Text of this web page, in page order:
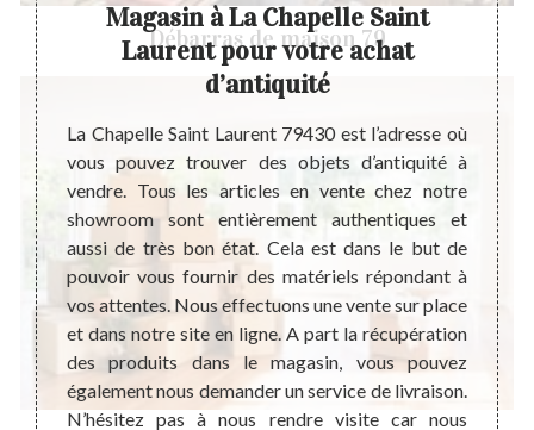
Débarras de maison 79
très
la
un
une
sur
la
pour
Magasin à La Chapelle Saint
Laurent pour votre achat
d’antiquité
La Chapelle Saint Laurent 79430 est l’adresse où
vous pouvez trouver des objets d’antiquité à
vendre. Tous les articles en vente chez notre
showroom sont entièrement authentiques et
aussi de très bon état. Cela est dans le but de
pouvoir vous fournir des matériels répondant à
vos attentes. Nous effectuons une vente sur place
et dans notre site en ligne. A part la récupération
des produits dans le magasin, vous pouvez
également nous demander un service de livraison.
N’hésitez pas à nous rendre visite car nous
de
pour
dans